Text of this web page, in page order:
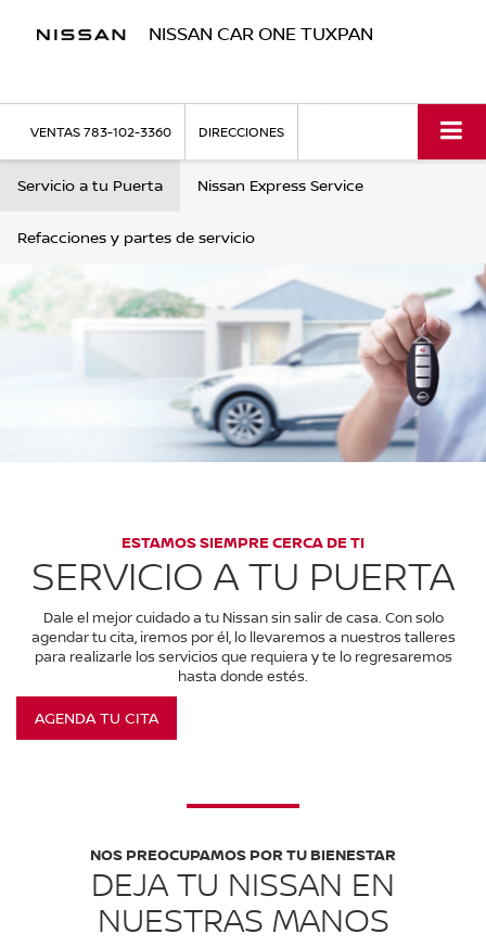
NISSAN CAR ONE TUXPAN
VENTAS783-102-3360 DIRECCIONES
Servicio a tu Puerta Nissan Express Service
Refacciones y partes de servicio
ESTAMOS SIEMPRE CERCA DE TI
SERVICIO A TU PUERTA
Dale el mejor cuidado a tu Nissan sin salir de casa. Con solo
agendar tu cita, iremos por él, lo llevaremos a nuestros talleres
para realizarle los servicios que requiera y te lo regresaremos
hasta donde estés.
AGENDA TU CITA
NOS PREOCUPAMOS POR TU BIENESTAR
DEJA TU NISSAN EN
NUESTRAS MANOS